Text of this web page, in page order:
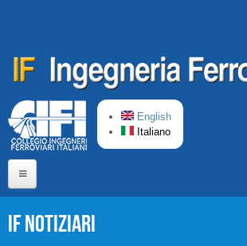
English
Italiano
IF Notiziari